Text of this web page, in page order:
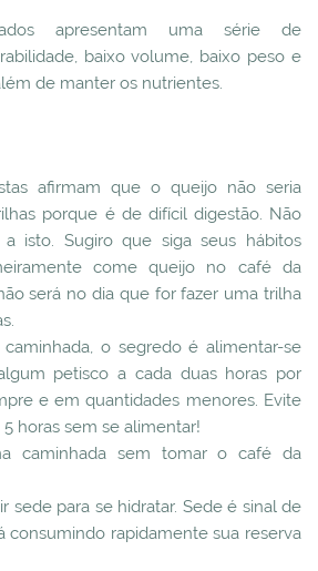
apresentam uma série de
baixo volume, baixo peso e
de manter os nutrientes.
afirmam que o queijo não seria
porque é de difícil digestão. Não
isto. Sugiro que siga seus hábitos
come queijo no café da
será no dia que for fazer uma trilha
o segredo é alimentar-se
petisco a cada duas horas por
e em quantidades menores. Evite
horas sem se alimentar!
caminhada sem tomar o café da
sede para se hidratar. Sede é sinal de
consumindo rapidamente sua reserva